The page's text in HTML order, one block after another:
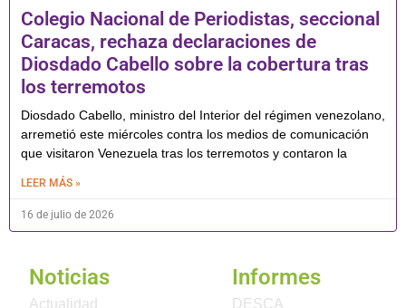
Colegio Nacional de Periodistas, seccional
Caracas, rechaza declaraciones de
Diosdado Cabello sobre la cobertura tras
los terremotos
Diosdado Cabello, ministro del Interior del régimen venezolano,
arremetió este miércoles contra los medios de comunicación
que visitaron Venezuela tras los terremotos y contaron la
LEER MÁS »
16 de julio de 2026
Noticias
Actualidad
Informes
DESCA